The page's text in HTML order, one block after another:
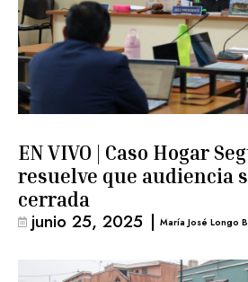
EN VIVO | Caso Hogar
resuelve que audiencia
cerrada
junio 25, 2025 | María José Longo